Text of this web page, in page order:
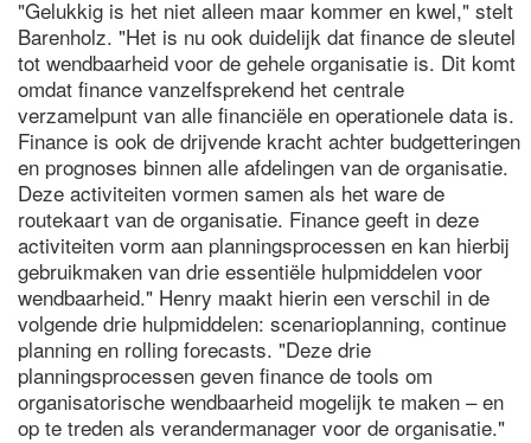
"Gelukkig is het niet alleen maar kommer en kwel," stelt
Barenholz. "Het is nu ook duidelijk dat finance de sleutel
tot wendbaarheid voor de gehele organisatie is. Dit komt
omdat finance vanzelfsprekend het centrale
verzamelpunt van alle financiële en operationele data is.
Finance is ook de drijvende kracht achter budgetteringen
en prognoses binnen alle afdelingen van de organisatie.
Deze activiteiten vormen samen als het ware de
routekaart van de organisatie. Finance geeft in deze
activiteiten vorm aan planningsprocessen en kan hierbij
gebruikmaken van drie essentiële hulpmiddelen voor
wendbaarheid." Henry maakt hierin een verschil in de
volgende drie hulpmiddelen: scenarioplanning, continue
planning en rolling forecasts. "Deze drie
planningsprocessen geven finance de tools om
organisatorische wendbaarheid mogelijk te maken – en
op te treden als verandermanager voor de organisatie."